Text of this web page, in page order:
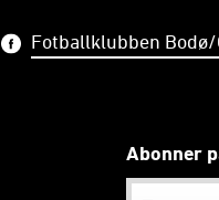
Fotballklubben
Abonner